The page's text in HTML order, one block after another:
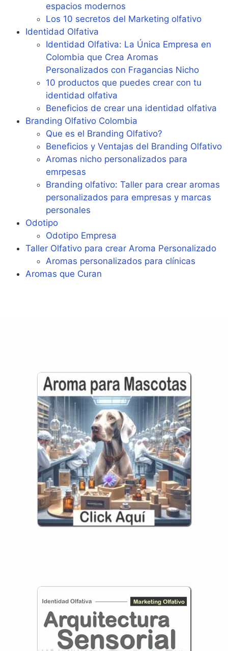
espacios modernos
Los 10 secretos del Marketing olfativo
Identidad Olfativa
Identidad Olfativa: La Única Empresa en
Colombia que Crea Aromas
Personalizados con Fragancias Nicho
10 productos que puedes crear con tu
identidad olfativa
Beneficios de crear una identidad olfativa
Branding Olfativo Colombia
Que es el Branding Olfativo?
Beneficios y Ventajas del Branding Olfativo
Aromas nicho personalizados para
emrpesas
Branding olfativo: Taller para crear aromas
personalizados para empresas y marcas
personales
Odotipo
Odotipo Empresa
Taller Olfativo para crear Aroma Personalizado
Aromas personalizados para clínicas
Aromas que Curan